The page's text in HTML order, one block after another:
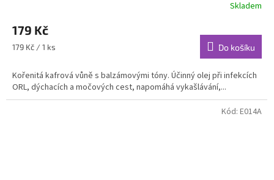
produktu
je
4,9
5
hvězdiček.
Skladem
179 Kč
Měrná
179 Kč / 1 ks Do košíku
Kořenitá kafrová vůně s balzámovými tóny. Účinný olej při infekcích
ORL, dýchacích a močových cest, napomáhá vykašlávání,...
Kód: E014A